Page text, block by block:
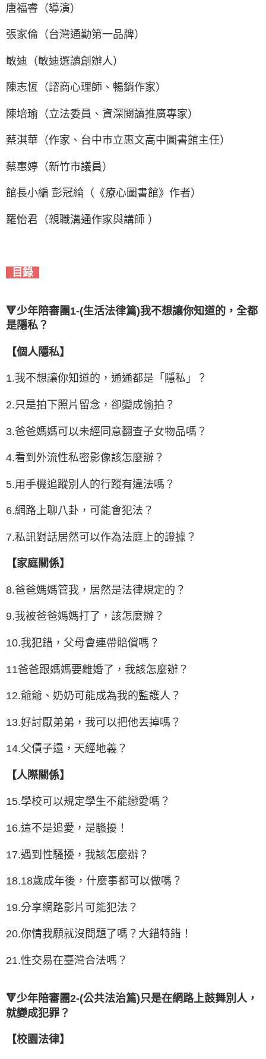
唐福睿（導演）
張家倫（台灣通勤第一品牌）
敏迪（敏迪選讀創辦人）
陳志恆（諮商心理師、暢銷作家）
陳培瑜（立法委員、資深閱讀推廣專家）
蔡淇華（作家、台中市立惠文高中圖書館主任）
蔡惠婷（新竹市議員）
館長小編 彭冠綸（《療心圖書館》作者）
羅怡君（親職溝通作家與講師 ）
目錄
🔻少年陪審團1-(生活法律篇)我不想讓你知道的，全都
是隱私？
【個人隱私】
1.我不想讓你知道的，通通都是「隱私」？
2.只是拍下照片留念，卻變成偷拍？
3.爸爸媽媽可以未經同意翻查子女物品嗎？
4.看到外流性私密影像該怎麼辦？
5.用手機追蹤別人的行蹤有違法嗎？
6.網路上聊八卦，可能會犯法？
7.私訊對話居然可以作為法庭上的證據？
【家庭關係】
8.爸爸媽媽管我，居然是法律規定的？
9.我被爸爸媽媽打了，該怎麼辦？
10.我犯錯，父母會連帶賠償嗎？
11爸爸跟媽媽要離婚了，我該怎麼辦？
12.爺爺、奶奶可能成為我的監護人？
13.好討厭弟弟，我可以把他丟掉嗎？
14.父債子還，天經地義？
【人際關係】
15.學校可以規定學生不能戀愛嗎？
16.這不是追愛，是騷擾！
17.遇到性騷擾，我該怎麼辦？
18.18歲成年後，什麼事都可以做嗎？
19.分享網路影片可能犯法？
20.你情我願就沒問題了嗎？大錯特錯！
21.性交易在臺灣合法嗎？
🔻少年陪審團2-(公共法治篇)只是在網路上鼓舞別人，
就變成犯罪？
【校園法律】